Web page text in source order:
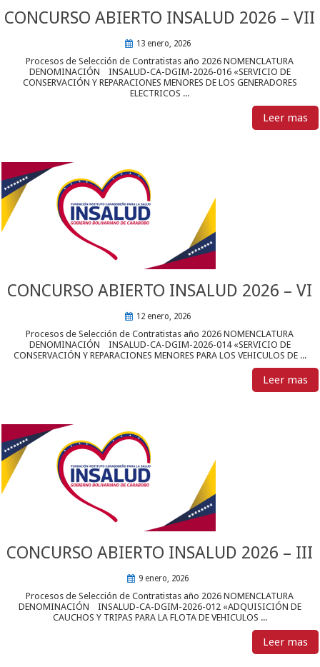
CONCURSO ABIERTO INSALUD 2026 – VII
13 enero, 2026
Procesos de Selección de Contratistas año 2026 NOMENCLATURA
DENOMINACIÓN INSALUD-CA-DGIM-2026-016 «SERVICIO DE
CONSERVACIÓN Y REPARACIONES MENORES DE LOS GENERADORES
ELECTRICOS ...
Leer mas
CONCURSO ABIERTO INSALUD 2026 – VI
12 enero, 2026
Procesos de Selección de Contratistas año 2026 NOMENCLATURA
DENOMINACIÓN INSALUD-CA-DGIM-2026-014 «SERVICIO DE
CONSERVACIÓN Y REPARACIONES MENORES PARA LOS VEHICULOS DE ...
Leer mas
CONCURSO ABIERTO INSALUD 2026 – III
9 enero, 2026
Procesos de Selección de Contratistas año 2026 NOMENCLATURA
DENOMINACIÓN INSALUD-CA-DGIM-2026-012 «ADQUISICIÓN DE
CAUCHOS Y TRIPAS PARA LA FLOTA DE VEHICULOS ...
Leer mas